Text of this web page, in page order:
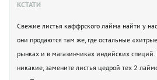
КСТАТИ
Свежие листья каффрского лайма найти у
они продаются там же, где остальные
рынках и в магазинчиках индийских специй.
никакие, замените листья цедрой тех 2